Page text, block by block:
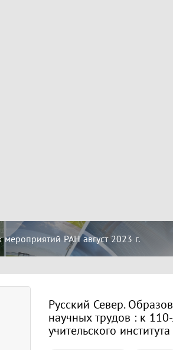
РАН август 2023 г.
Русский Север.
научных трудов : к
учительского института